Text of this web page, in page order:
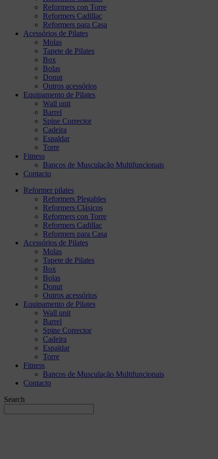
Reformers con Torre
Reformers Cadillac
Reformers para Casa
Acessórios de Pilates
Molas
Tapete de Pilates
Box
Bolas
Donut
Outros acessórios
Equipamento de Pilates
Wall unit
Barrel
Spine Corrector
Cadeira
Espaldar
Torre
Fitness
Bancos de Musculação Multifuncionais
Contacto
Reformer pilates
Reformers Plegables
Reformers Clásicos
Reformers con Torre
Reformers Cadillac
Reformers para Casa
Acessórios de Pilates
Molas
Tapete de Pilates
Box
Bolas
Donut
Outros acessórios
Equipamento de Pilates
Wall unit
Barrel
Spine Corrector
Cadeira
Espaldar
Torre
Fitness
Bancos de Musculação Multifuncionais
Contacto
Search